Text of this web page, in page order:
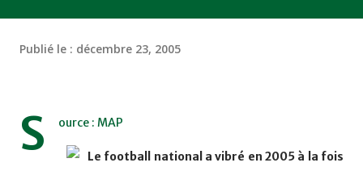
Publié le : décembre 23, 2005
S ource : MAP
Le football national a vibré en 2005 à la fois